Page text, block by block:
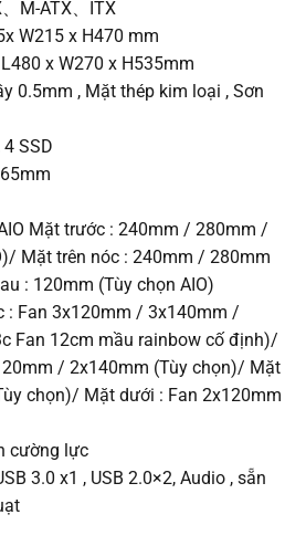
M-ATX、ITX
W215 x H470 mm
x W270 x H535mm
0.5mm , Mặt thép kim loại , Sơn
SSD
Mặt trước : 240mm / 280mm /
Mặt trên nóc : 240mm / 280mm
: 120mm (Tùy chọn AIO)
: Fan 3x120mm / 3x140mm /
Fan 12cm mầu rainbow cố định)/
/ 2x140mm (Tùy chọn)/ Mặt
chọn)/ Mặt dưới : Fan 2x120mm
cường lực
3.0 x1 , USB 2.0×2, Audio , sẵn